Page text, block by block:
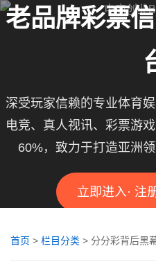
老品牌彩票
深受玩家信赖的专业体育
电竞、真人视讯、彩票游
60%，致力于打造亚洲
立即进入· 注
首页 > 栏目分类 > 分分彩背后黑